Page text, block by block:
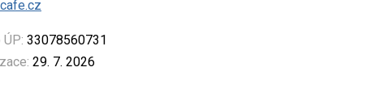
33078560731
29. 7. 2026